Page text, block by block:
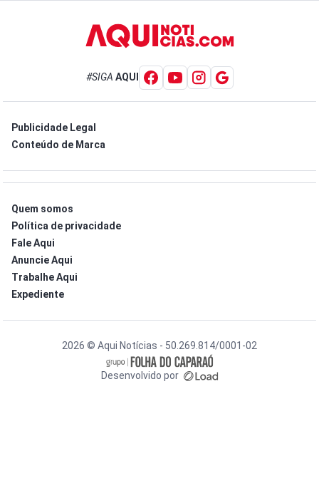
#SIGA AQUI
Publicidade Legal
Conteúdo de Marca
Quem somos
Política de privacidade
Fale Aqui
Anuncie Aqui
Trabalhe Aqui
Expediente
2026 © Aqui Notícias - 50.269.814/0001-02
Desenvolvido por